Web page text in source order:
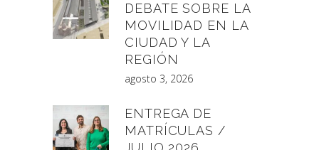
DEBATE SOBRE LA
MOVILIDAD EN LA
CIUDAD Y LA
REGIÓN
agosto 3, 2026
ENTREGA DE
MATRÍCULAS /